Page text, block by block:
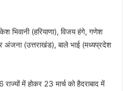
भिवानी (हरियाणा), विजय हंगे, गणेश
अंजना (उत्तराखंड), बाले भाई (मध्यप्रदेश
में होकर 23 मार्च को हैदराबाद में